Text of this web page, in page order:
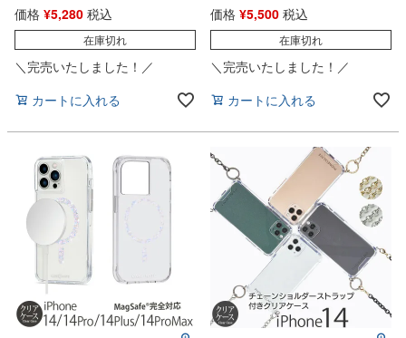
価格 ¥5,280 税込
在庫切れ
＼完売いたしました！／
カートに入れる
価格 ¥5,500 税込
在庫切れ
＼完売いたしました！／
カートに入れる